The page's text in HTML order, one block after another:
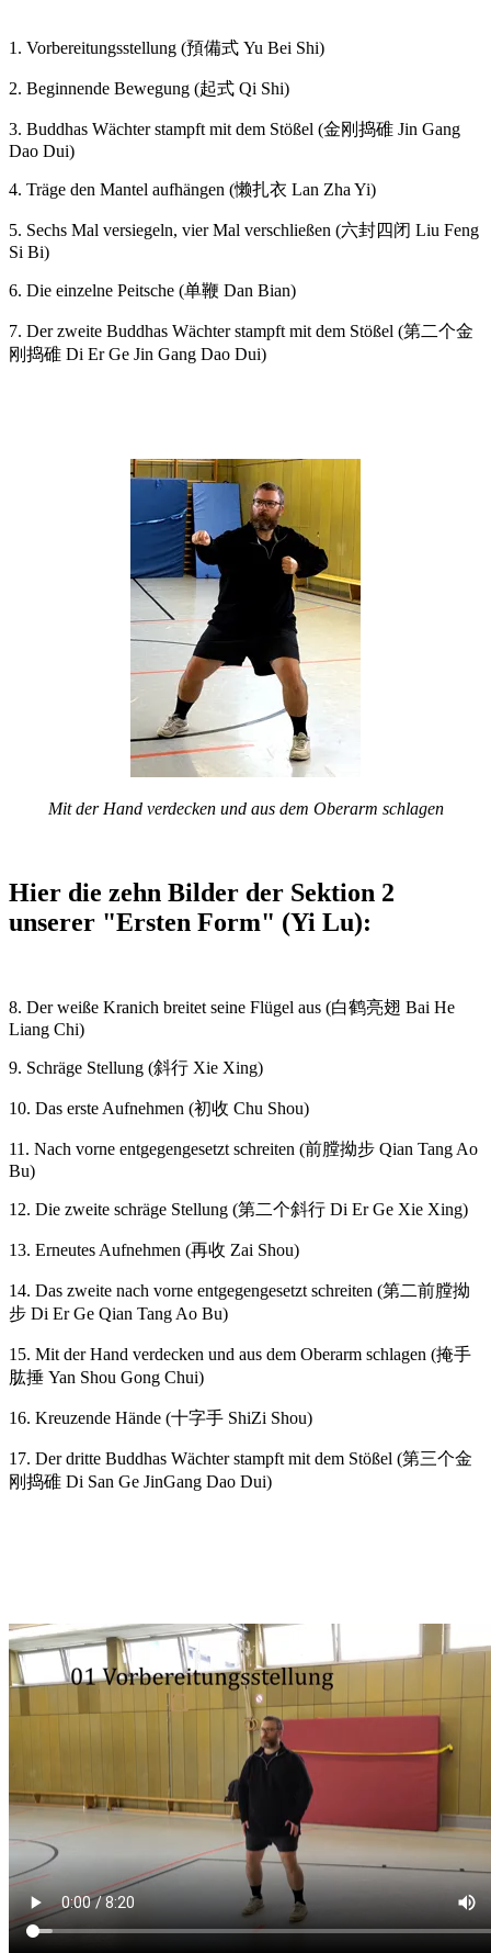
1. Vorbereitungsstellung (預備式 Yu Bei Shi)
2. Beginnende Bewegung (起式 Qi Shi)
3. Buddhas Wächter stampft mit dem Stößel (金刚捣碓 Jin Gang
Dao Dui)
4. Träge den Mantel aufhängen (懒扎衣 Lan Zha Yi)
5. Sechs Mal versiegeln, vier Mal verschließen (六封四闭 Liu Feng
Si Bi)
6. Die einzelne Peitsche (单鞭 Dan Bian)
7. Der zweite Buddhas Wächter stampft mit dem Stößel (第二个金
刚捣碓 Di Er Ge Jin Gang Dao Dui)
Mit der Hand verdecken und aus dem Oberarm schlagen
Hier die zehn Bilder der Sektion 2
unserer "Ersten Form" (Yi Lu):
8. Der weiße Kranich breitet seine Flügel aus (白鹤亮翅 Bai He
Liang Chi)
9. Schräge Stellung (斜行 Xie Xing)
10. Das erste Aufnehmen (初收 Chu Shou)
11. Nach vorne entgegengesetzt schreiten (前膛拗步 Qian Tang Ao
Bu)
12. Die zweite schräge Stellung (第二个斜行 Di Er Ge Xie Xing)
13. Erneutes Aufnehmen (再收 Zai Shou)
14. Das zweite nach vorne entgegengesetzt schreiten (第二前膛拗
步 Di Er Ge Qian Tang Ao Bu)
15. Mit der Hand verdecken und aus dem Oberarm schlagen (掩手
肱捶 Yan Shou Gong Chui)
16. Kreuzende Hände (十字手 ShiZi Shou)
17. Der dritte Buddhas Wächter stampft mit dem Stößel (第三个金
刚捣碓 Di San Ge JinGang Dao Dui)